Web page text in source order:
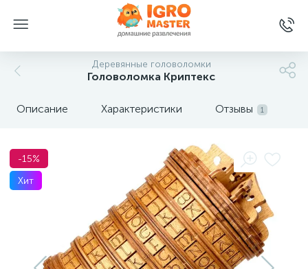
Деревянные головоломки
Головоломка Криптекс
Описание Характеристики Отзывы 1
-15%
Хит